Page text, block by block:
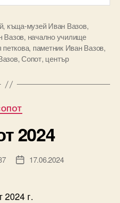
, къща-музей Иван Вазов,
Вазов, начално училище
петкова, паметник Иван Вазов,
,Сопот, център
Categories
2024
Post17.06.2024
2024 г.